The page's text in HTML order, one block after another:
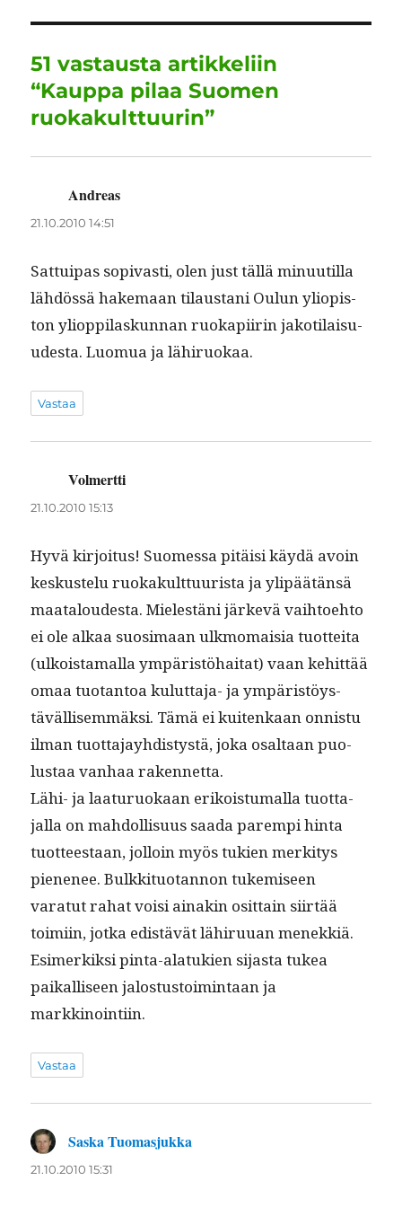
ppm
51 vastausta artikkeliin
“Kauppa pilaa Suomen
ruokakulttuurin”
Andreas
21.10.2010 14:51
Sat­tuipas sopi­vasti, olen just täl­lä min­uu­til­la
lähdössä hake­maan tilaus­tani Oulun yliopis­
ton yliop­pi­laskun­nan ruokapi­irin jakoti­laisu­
ud­es­ta. Luo­mua ja lähiruokaa.
Vastaa
Volmertti
21.10.2010 15:13
Hyvä kir­joi­tus! Suomes­sa pitäisi käy­dä avoin
keskustelu ruokakult­tuurista ja ylipäätän­sä
maat­aloud­es­ta. Mielestäni järkevä vai­h­toe­hto
ei ole alkaa suosi­maan ulk­mo­maisia tuot­tei­ta
(ulkois­ta­mal­la ympäristöhai­tat) vaan kehit­tää
omaa tuotan­toa kulut­ta­ja- ja ympäristöys­
täväl­lisem­mäk­si. Tämä ei kuitenkaan onnis­tu
ilman tuot­ta­jay­hdis­tys­tä, joka osaltaan puo­
lus­taa van­haa rakennetta.
Lähi- ja laatu­ruokaan erikois­tu­mal­la tuot­ta­
jal­la on mah­dol­lisu­us saa­da parem­pi hin­ta
tuot­teestaan, jol­loin myös tukien merk­i­tys
piene­nee. Bulkki­tuotan­non tukemiseen
varatut rahat voisi ainakin osit­tain siirtää
toimi­in, jot­ka edis­tävät lähiru­uan menekkiä.
Esimerkik­si pin­ta-alatukien sijas­ta tukea
paikalliseen jalostus­toim­intaan ja
markkinointiin.
Vastaa
Saska Tuomasjukka
21.10.2010 15:31